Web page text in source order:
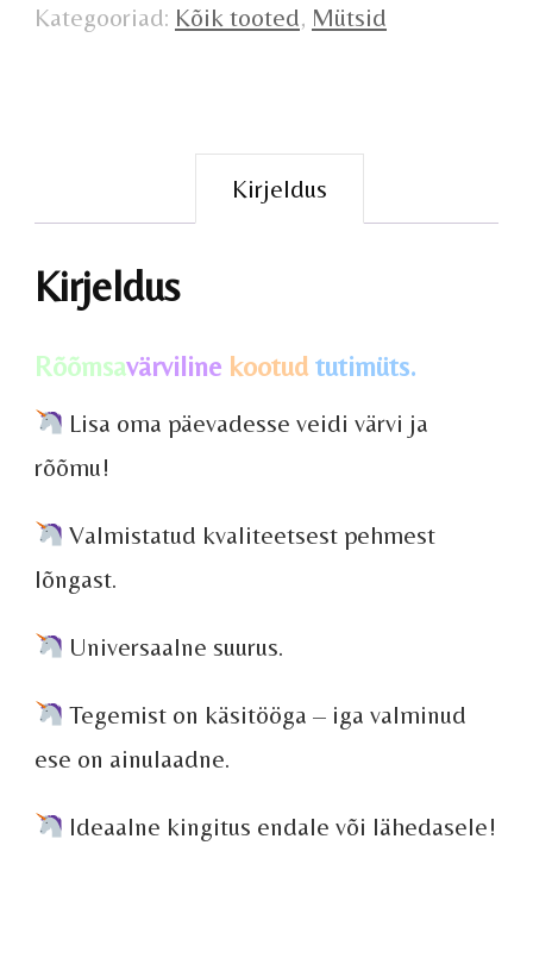
Kategooriad: Kõik tooted, Mütsid
Kirjeldus
Kirjeldus
Rõõmsavärviline kootudtutimüts.
Lisa oma päevadesse veidi värvi ja
rõõmu!
Valmistatud kvaliteetsest pehmest
lõngast.
Universaalne suurus.
Tegemist on käsitööga – iga valminud
ese on ainulaadne.
Ideaalne kingitus endale või lähedasele!